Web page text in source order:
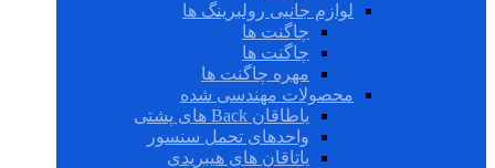
لوازم جانبی رولبرینگ ها
چاگنت ها
چاگنت ها
مهره چاگنت ها
محصولات مهندسی شده
یاطاقان Back های پشتی
واحدهای تحمل سنسور
یاتاقان های هیبریدی